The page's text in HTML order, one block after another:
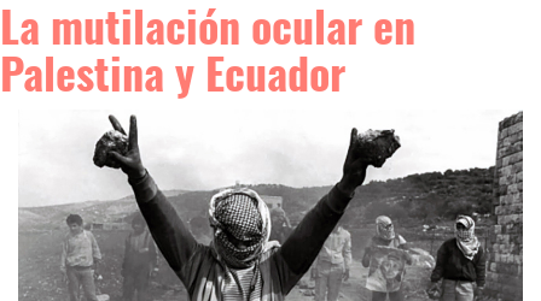
La mutilación ocular en
Palestina y Ecuador